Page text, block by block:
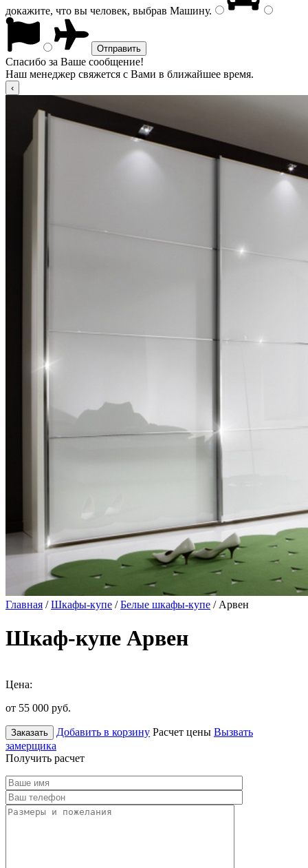
докажите, что вы человек, выбрав Машину.
Спасибо за Ваше сообщение!
Наш менеджер свяжется с Вами в ближайшее время.
Главная /Шкафы-купе /Белые шкафы-купе / Арвен
Шкаф-купе Арвен
Цена:
от 55 000 руб.
Заказать Добавить в корзину Расчет цены Вызвать
замерщика
Получить расчет